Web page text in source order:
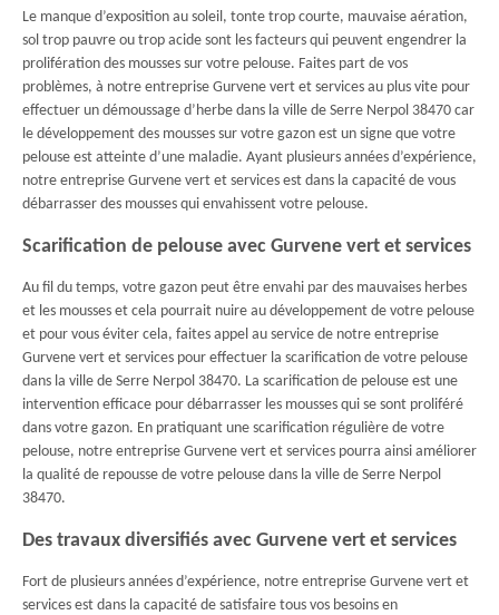
Le manque d’exposition au soleil, tonte trop courte, mauvaise aération,
sol trop pauvre ou trop acide sont les facteurs qui peuvent engendrer la
prolifération des mousses sur votre pelouse. Faites part de vos
problèmes, à notre entreprise Gurvene vert et services au plus vite pour
effectuer un démoussage d’herbe dans la ville de Serre Nerpol 38470 car
le développement des mousses sur votre gazon est un signe que votre
pelouse est atteinte d’une maladie. Ayant plusieurs années d’expérience,
notre entreprise Gurvene vert et services est dans la capacité de vous
débarrasser des mousses qui envahissent votre pelouse.
Scarification de pelouse avec Gurvene vert et services
Au fil du temps, votre gazon peut être envahi par des mauvaises herbes
et les mousses et cela pourrait nuire au développement de votre pelouse
et pour vous éviter cela, faites appel au service de notre entreprise
Gurvene vert et services pour effectuer la scarification de votre pelouse
dans la ville de Serre Nerpol 38470. La scarification de pelouse est une
intervention efficace pour débarrasser les mousses qui se sont proliféré
dans votre gazon. En pratiquant une scarification régulière de votre
pelouse, notre entreprise Gurvene vert et services pourra ainsi améliorer
la qualité de repousse de votre pelouse dans la ville de Serre Nerpol
38470.
Des travaux diversifiés avec Gurvene vert et services
Fort de plusieurs années d’expérience, notre entreprise Gurvene vert et
services est dans la capacité de satisfaire tous vos besoins en